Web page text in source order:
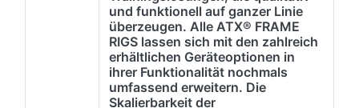
und funktionell auf ganzer Linie
überzeugen. Alle ATX® FRAME
RIGS lassen sich mit den zahlreich
erhältlichen Geräteoptionen in
ihrer Funktionalität nochmals
umfassend erweitern. Die
Skalierbarkeit der